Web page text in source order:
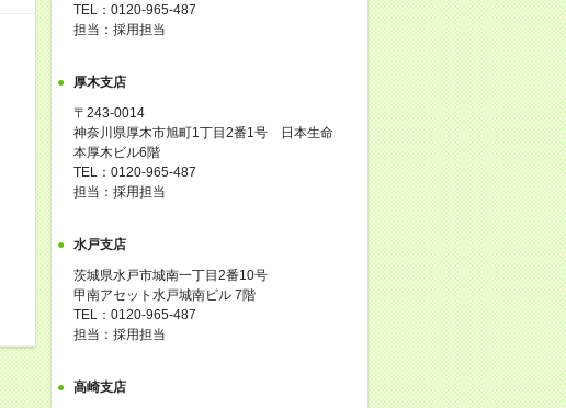
TEL：0120-965-487
担当：採用担当
厚木支店
〒243-0014
神奈川県厚木市旭町1丁目2番1号 日本生命
本厚木ビル6階
TEL：0120-965-487
担当：採用担当
水戸支店
茨城県水戸市城南一丁目2番10号
甲南アセット水戸城南ビル 7階
TEL：0120-965-487
担当：採用担当
高崎支店